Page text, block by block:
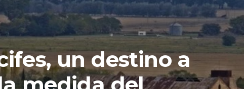
un destino a